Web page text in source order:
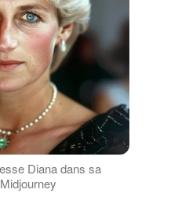
Diana dans sa